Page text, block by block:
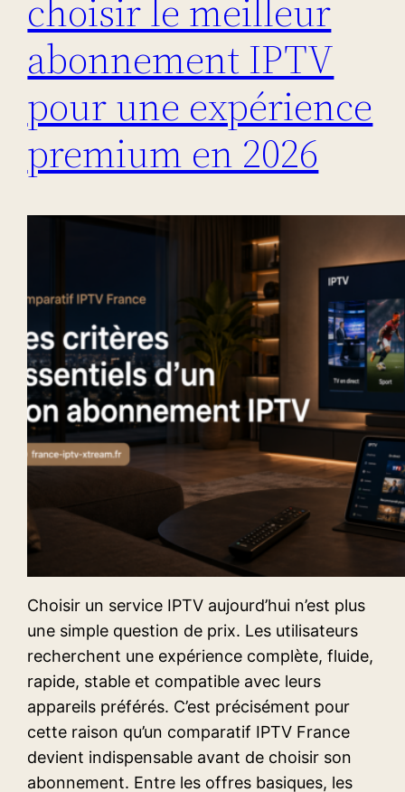
choisir le meilleur
abonnement IPTV
pour une expérience
premium en 2026
Choisir un service IPTV aujourd’hui n’est plus
une simple question de prix. Les utilisateurs
recherchent une expérience complète, fluide,
rapide, stable et compatible avec leurs
appareils préférés. C’est précisément pour
cette raison qu’un comparatif IPTV France
devient indispensable avant de choisir son
abonnement. Entre les offres basiques, les